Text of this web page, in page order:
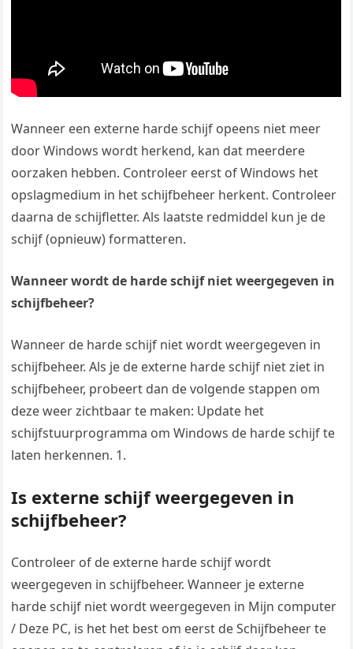
Wanneer een externe harde schijf opeens niet meer
door Windows wordt herkend, kan dat meerdere
oorzaken hebben. Controleer eerst of Windows het
opslagmedium in het schijfbeheer herkent. Controleer
daarna de schijfletter. Als laatste redmiddel kun je de
schijf (opnieuw) formatteren.
Wanneer wordt de harde schijf niet weergegeven in
schijfbeheer?
Wanneer de harde schijf niet wordt weergegeven in
schijfbeheer. Als je de externe harde schijf niet ziet in
schijfbeheer, probeert dan de volgende stappen om
deze weer zichtbaar te maken: Update het
schijfstuurprogramma om Windows de harde schijf te
laten herkennen. 1.
Is externe schijf weergegeven in
schijfbeheer?
Controleer of de externe harde schijf wordt
weergegeven in schijfbeheer. Wanneer je externe
harde schijf niet wordt weergegeven in Mijn computer
/ Deze PC, is het het best om eerst de Schijfbeheer te